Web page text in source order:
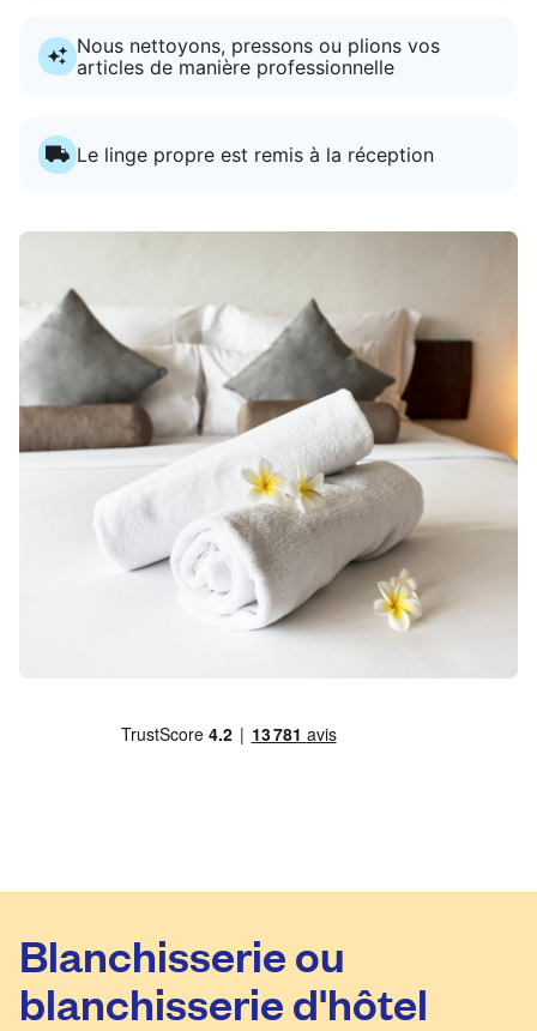
Nous nettoyons, pressons ou plions vos
articles de manière professionnelle
Le linge propre est remis à la réception
Blanchisserie ou
blanchisserie d'hôtel